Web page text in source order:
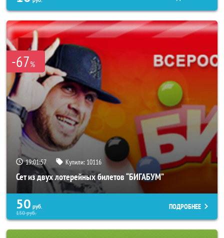
-67%
19:01:53 Купили: 10116
Сет из двух лотерейных билетов “БИГАБУМ”
50 руб.
150руб.
ПОДРОБНЕЕ